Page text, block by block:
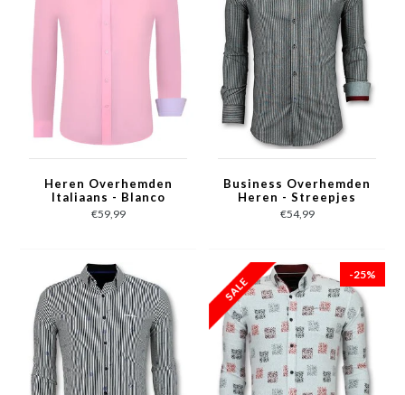
Heren Overhemden
Italiaans - Blanco
Blouse - 3032 - Roze
€59,99
Business Overhemden
Heren - Streepjes
Blouse - 3030 - Grijs
€54,99
-25%